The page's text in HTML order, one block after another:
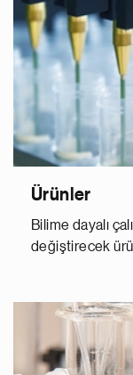
Ürünler
Bilime dayalı
değiştirecek